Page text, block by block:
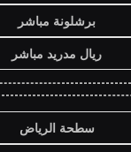
برشلونة مباشر
ريال مدريد مباشر
سطحة الرياض